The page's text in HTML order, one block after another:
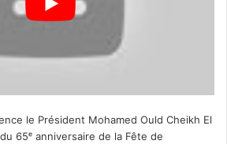
le Président Mohamed Ould Cheikh El
65ᵉ anniversaire de la Fête de